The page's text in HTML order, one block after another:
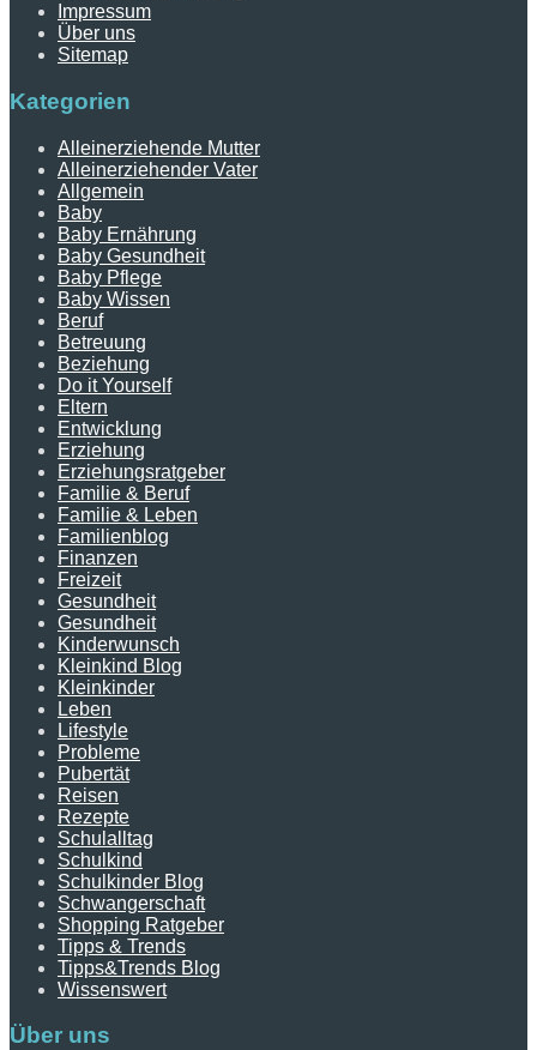
Impressum
Über uns
Sitemap
Kategorien
Alleinerziehende Mutter
Alleinerziehender Vater
Allgemein
Baby
Baby Ernährung
Baby Gesundheit
Baby Pflege
Baby Wissen
Beruf
Betreuung
Beziehung
Do it Yourself
Eltern
Entwicklung
Erziehung
Erziehungsratgeber
Familie & Beruf
Familie & Leben
Familienblog
Finanzen
Freizeit
Gesundheit
Gesundheit
Kinderwunsch
Kleinkind Blog
Kleinkinder
Leben
Lifestyle
Probleme
Pubertät
Reisen
Rezepte
Schulalltag
Schulkind
Schulkinder Blog
Schwangerschaft
Shopping Ratgeber
Tipps & Trends
Tipps&Trends Blog
Wissenswert
Über uns